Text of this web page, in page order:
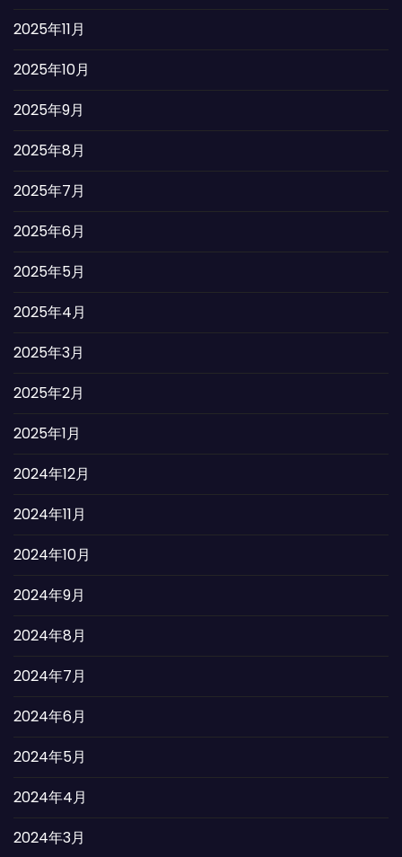
2025年11月
2025年10月
2025年9月
2025年8月
2025年7月
2025年6月
2025年5月
2025年4月
2025年3月
2025年2月
2025年1月
2024年12月
2024年11月
2024年10月
2024年9月
2024年8月
2024年7月
2024年6月
2024年5月
2024年4月
2024年3月